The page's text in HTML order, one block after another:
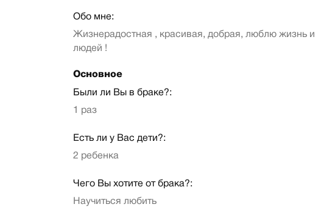
Обо мне:
Жизнерадостная , красивая, добрая, люблю жизнь и
людей !
Основное
Были ли Вы в браке?:
1 раз
Есть ли у Вас дети?:
2 ребенка
Чего Вы хотите от брака?:
Научиться любить